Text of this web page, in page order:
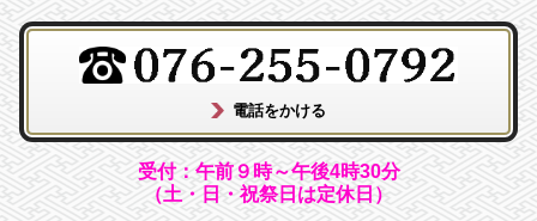
受付：午前９時～午後4時30分
（土・日・祝祭日は定休日）